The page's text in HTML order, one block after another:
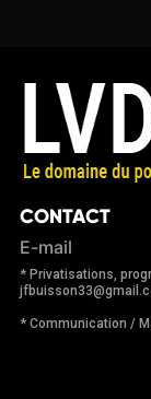
CONTACT
E-mail
* Privatisations,
* Communication /